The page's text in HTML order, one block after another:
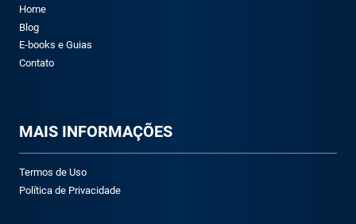
Home
Blog
E-books e Guias
Contato
MAIS INFORMAÇÕES
Termos de Uso
Política de Privacidade